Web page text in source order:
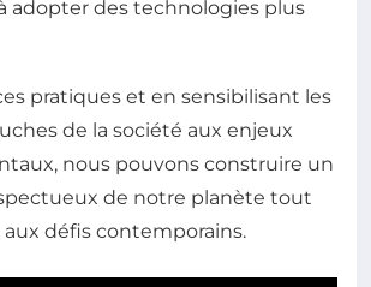
adopter des technologies plus
pratiques et en sensibilisant les
de la société aux enjeux
nous pouvons construire un
de notre planète tout
défis contemporains.